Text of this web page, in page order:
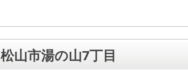
松山市湯の山7丁目